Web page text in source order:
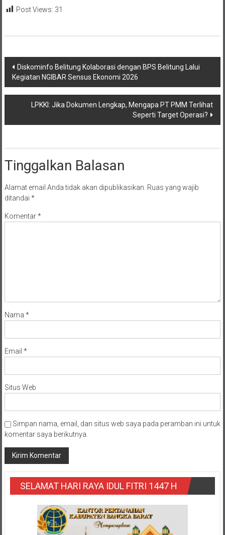
Post Views: 31
Navigasi
pos
Diskominfo Belitung Kolaborasi dengan BPS Belitung Lalui
Kegiatan NGIBAR Sensus Ekonomi 2026
LPKKI: Jika Dokumen Lengkap, Mengapa PT PMM Terlihat
Seperti Target Operasi?
Tinggalkan Balasan
Alamat email Anda tidak akan dipublikasikan. Ruas yang wajib
ditandai *
Komentar*
Nama *
Email *
Situs Web
Simpan nama, email, dan situs web saya pada peramban ini untuk
komentar saya berikutnya.
SELAMAT HARI RAYA IDUL FITRI 1447 H